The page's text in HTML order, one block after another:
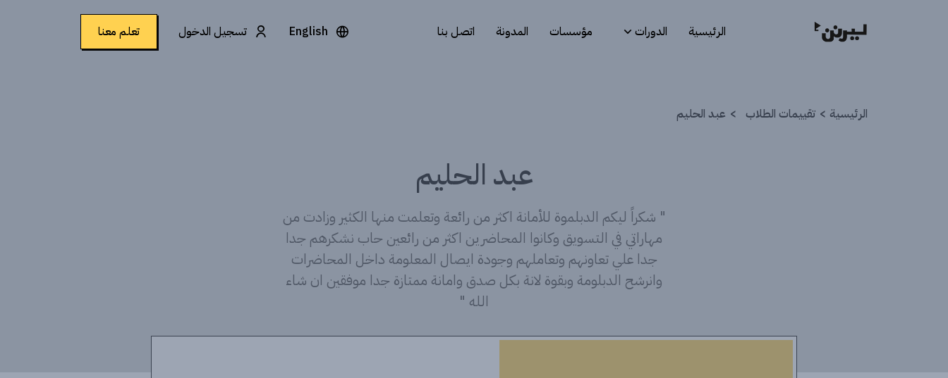
الرئيسية الدورات مؤسسات المدونة اتصل بنا English تسجيل الدخول تعلم معنا
الرئيسية تقييمات الطلاب عبد الحليم
عبد الحليم
" شكراً ليكم الدبلموة للأمانة اكثر من رائعة وتعلمت منها الكثير وزادت من
مهاراتي في التسويق وكانوا المحاضرين اكثر من رائعين حاب نشكرهم جدا
جدا علي تعاونهم وتعاملهم وجودة ايصال المعلومة داخل المحاضرات
وانرشح الدبلومة وبقوة لانة بكل صدق وامانة ممتازة جدا موفقين ان شاء
الله "